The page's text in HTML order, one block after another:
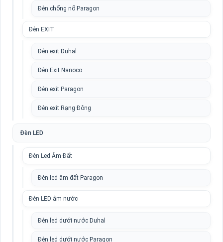
Đèn chống nổ Paragon
Đèn EXIT
Đèn exit Duhal
Đèn Exit Nanoco
Đèn exit Paragon
Đèn exit Rạng Đông
Đèn LED
Đèn Led Âm Đất
Đèn led âm đất Paragon
Đèn LED âm nước
Đèn led dưới nước Duhal
Đèn led dưới nước Paragon